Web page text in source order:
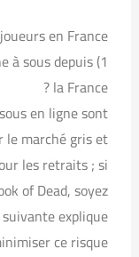
en France
à sous depuis
la France ?
en ligne sont
le marché gris et
les retraits ; si
of Dead, soyez
explique
ce risque.